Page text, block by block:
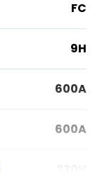
FC
9H
600A
600A